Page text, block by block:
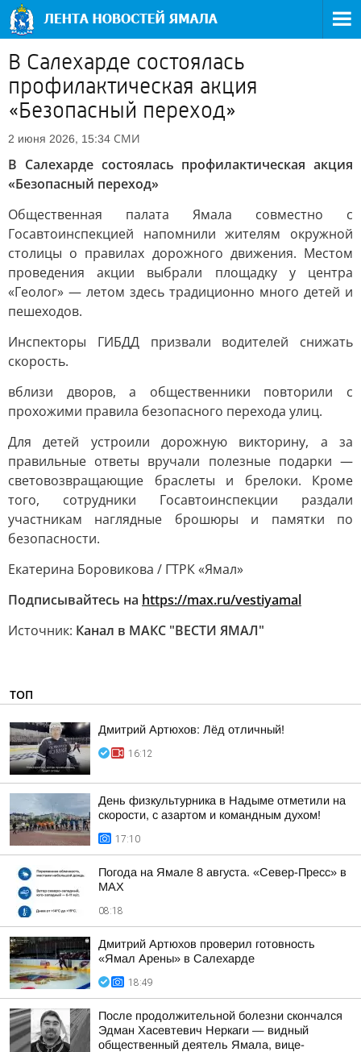
В Салехарде состоялась
профилактическая акция
«Безопасный переход»
2 июня 2026, 15:34 СМИ
В Салехарде состоялась профилактическая акция
«Безопасный переход»
Общественная палата Ямала совместно с
Госавтоинспекцией напомнили жителям окружной
столицы о правилах дорожного движения. Местом
проведения акции выбрали площадку у центра
«Геолог» — летом здесь традиционно много детей и
пешеходов.
Инспекторы ГИБДД призвали водителей снижать
скорость.
вблизи дворов, а общественники повторили с
прохожими правила безопасного перехода улиц.
Для детей устроили дорожную викторину, а за
правильные ответы вручали полезные подарки —
световозвращающие браслеты и брелоки. Кроме
того, сотрудники Госавтоинспекции раздали
участникам наглядные брошюры и памятки по
безопасности.
Екатерина Боровикова / ГТРК «Ямал»
Подписывайтесь на https://max.ru/vestiyamal
Источник: Канал в МАКС "ВЕСТИ ЯМАЛ"
ТОП
Дмитрий Артюхов: Лёд отличный!
16:12
День физкультурника в Надыме отметили на
скорости, с азартом и командным духом!
17:10
Погода на Ямале 8 августа. «Север-Пресс» в
MAX
08:18
Дмитрий Артюхов проверил готовность
«Ямал Арены» в Салехарде
18:49
После продолжительной болезни скончался
Эдман Хасевтевич Неркаги — видный
общественный деятель Ямала, вице-